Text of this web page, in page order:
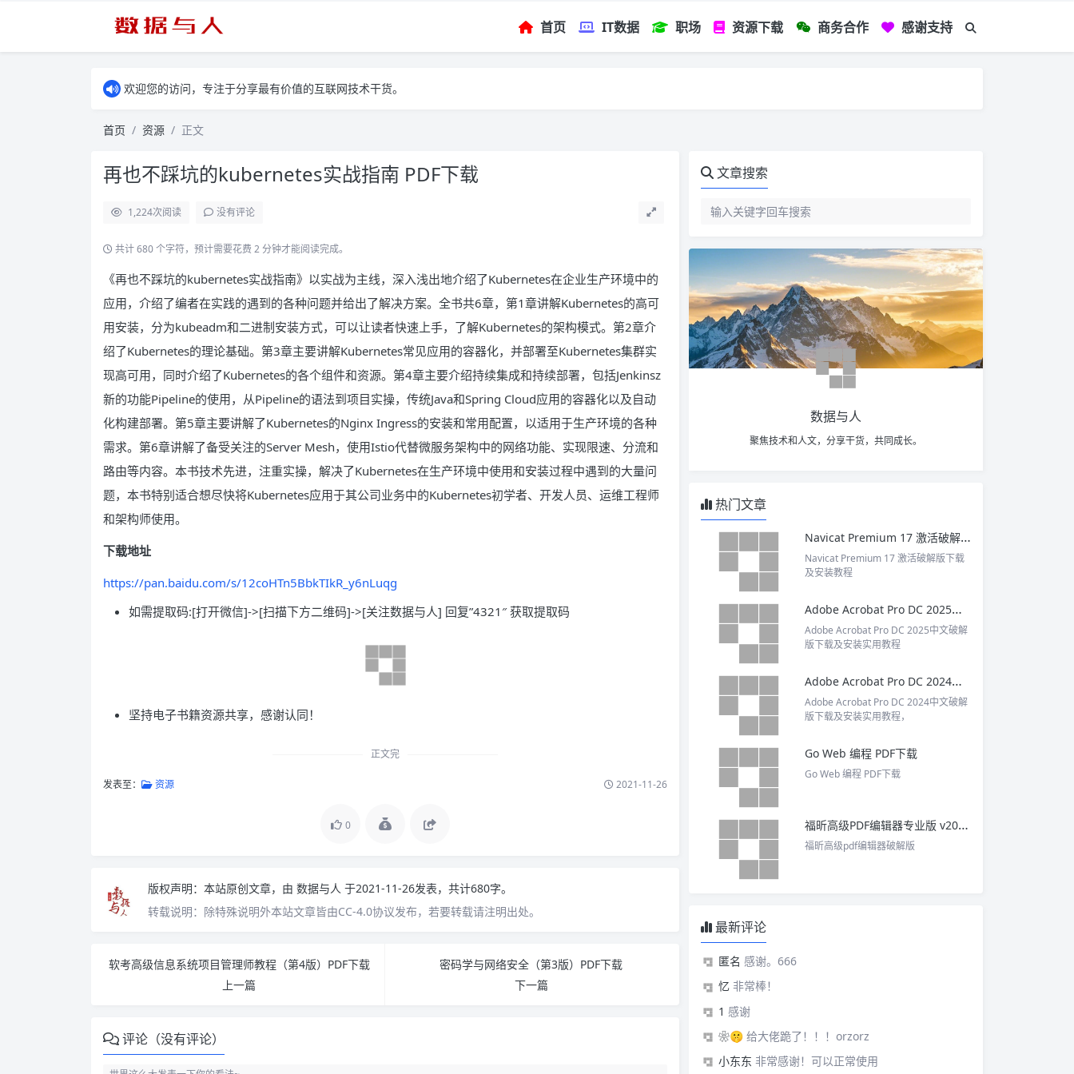
首页 IT数据 职场 资源下载 商务合作 感谢支持
欢迎您的访问，专注于分享最有价值的互联网技术干货。
首页 资源 正文
再也不踩坑的kubernetes实战指南 PDF下载
1,224次阅读 没有评论
共计 680 个字符，预计需要花费 2 分钟才能阅读完成。
《再也不踩坑的kubernetes实战指南》以实战为主线，深入浅出地介绍了Kubernetes在企业生产环境中的
应用，介绍了编者在实践的遇到的各种问题并给出了解决方案。全书共6章，第1章讲解Kubernetes的高可
用安装，分为kubeadm和二进制安装方式，可以让读者快速上手，了解Kubernetes的架构模式。第2章介
绍了Kubernetes的理论基础。第3章主要讲解Kubernetes常见应用的容器化，并部署至Kubernetes集群实
现高可用，同时介绍了Kubernetes的各个组件和资源。第4章主要介绍持续集成和持续部署，包括Jenkinsz
新的功能Pipeline的使用，从Pipeline的语法到项目实操，传统Java和Spring Cloud应用的容器化以及自动
化构建部署。第5章主要讲解了Kubernetes的Nginx Ingress的安装和常用配置，以适用于生产环境的各种
需求。第6章讲解了备受关注的Server Mesh，使用Istio代替微服务架构中的网络功能、实现限速、分流和
路由等内容。本书技术先进，注重实操，解决了Kubernetes在生产环境中使用和安装过程中遇到的大量问
题，本书特别适合想尽快将Kubernetes应用于其公司业务中的Kubernetes初学者、开发人员、运维工程师
和架构师使用。
下载地址
https://pan.baidu.com/s/12coHTn5BbkTIkR_y6nLuqg
如需提取码:[打开微信]->[扫描下方二维码]->[关注数据与人] 回复”4321″ 获取提取码
坚持电子书籍资源共享，感谢认同！
正文完
发表至： 资源 2021-11-26
0
版权声明： 本站原创文章，由 数据与人 于2021-11-26发表，共计680字。
转载说明： 除特殊说明外本站文章皆由CC-4.0协议发布，若要转载请注明出处。
软考高级信息系统项目管理师教程（第4版）PDF下载
上一篇
密码学与网络安全（第3版）PDF下载
下一篇
评论（没有评论）
文章搜索
数据与人
聚焦技术和人文，分享干货，共同成长。
热门文章
Navicat Premium 17 激活破解版下载及安装教程
Navicat Premium 17 激活破解版下载
及安装教程
Adobe Acrobat Pro DC 2025中文破解版下载及安装实用教程
Adobe Acrobat Pro DC 2025中文破解
版下载及安装实用教程
Adobe Acrobat Pro DC 2024中文破解版下载及安装实用教程
Adobe Acrobat Pro DC 2024中文破解
版下载及安装实用教程，
Go Web 编程 PDF下载
Go Web 编程 PDF下载
福昕高级PDF编辑器专业版 v2025 中文激活版
福昕高级pdf编辑器破解版
最新评论
匿名 感谢。666
忆 非常棒！
1 感谢
❀🤫 给大佬跪了！！！orzorz
小东东 非常感谢！可以正常使用